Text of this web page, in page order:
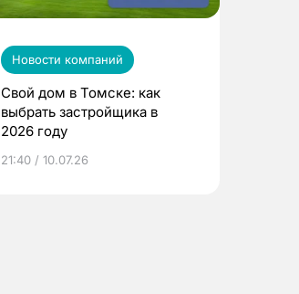
Новости компаний
Свой дом в Томске: как
выбрать застройщика в
2026 году
21:40 / 10.07.26